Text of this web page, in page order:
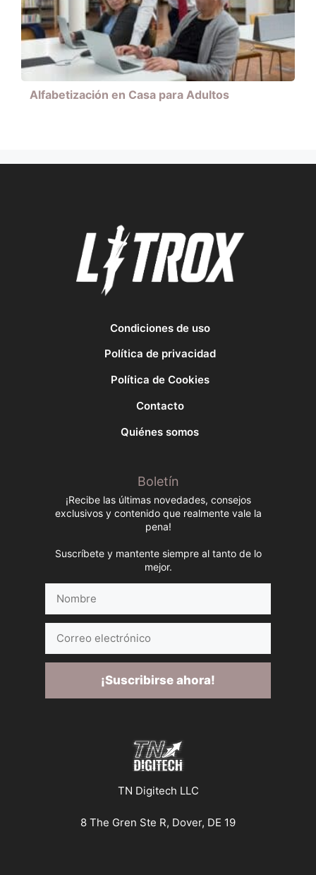
Alfabetización en Casa para Adultos
Condiciones de uso
Política de privacidad
Política de Cookies
Contacto
Quiénes somos
Boletín
¡Recibe las últimas novedades, consejos
exclusivos y contenido que realmente vale la
pena!
Suscríbete y mantente siempre al tanto de lo
mejor.
electrónico
¡Suscribirse ahora!
TN Digitech LLC
8 The Gren Ste R, Dover, DE 19